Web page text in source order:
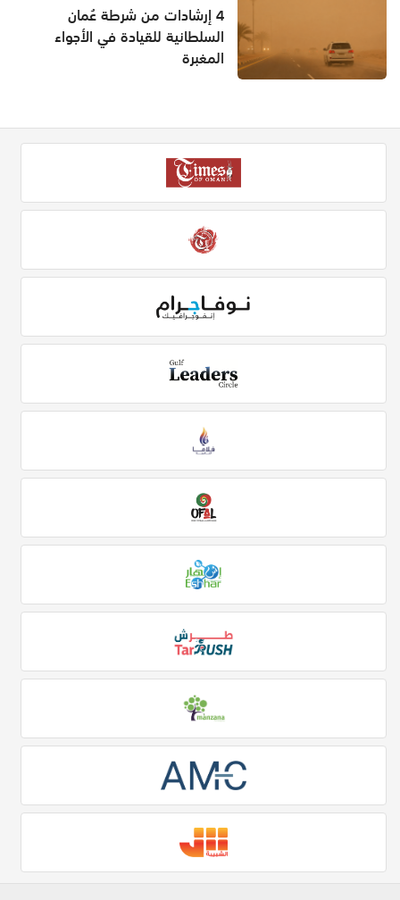
4 إرشادات من شرطة عُمان
السلطانية للقيادة في الأجواء
المغبرة